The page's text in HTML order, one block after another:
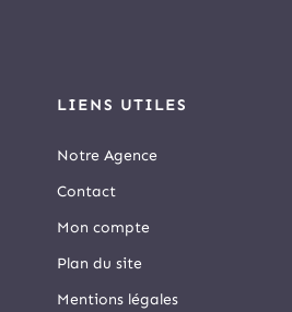
LIENS UTILES
Notre Agence
Contact
Mon compte
Plan du site
Mentions légales